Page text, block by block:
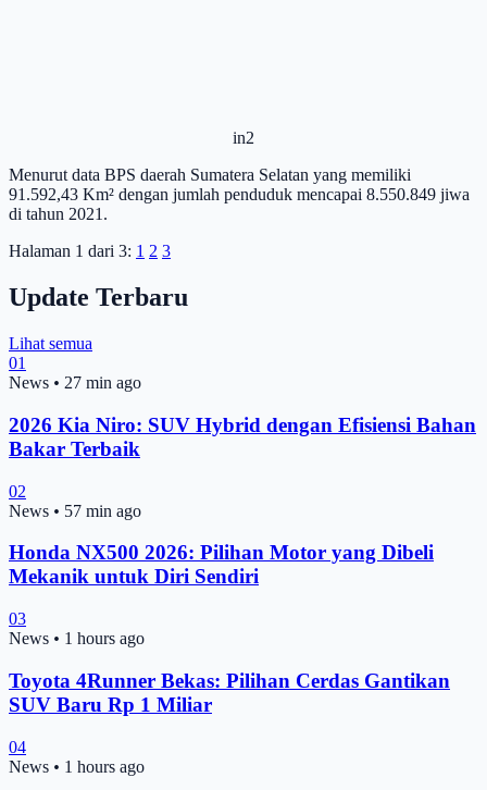
in2
Menurut data BPS daerah Sumatera Selatan yang memiliki
91.592,43 Km² dengan jumlah penduduk mencapai 8.550.849 jiwa
di tahun 2021.
Halaman 1 dari 3: 1 2 3
Update Terbaru
Lihat semua
01
News • 27 min ago
2026 Kia Niro: SUV Hybrid dengan Efisiensi Bahan
Bakar Terbaik
02
News • 57 min ago
Honda NX500 2026: Pilihan Motor yang Dibeli
Mekanik untuk Diri Sendiri
03
News • 1 hours ago
Toyota 4Runner Bekas: Pilihan Cerdas Gantikan
SUV Baru Rp 1 Miliar
04
News • 1 hours ago